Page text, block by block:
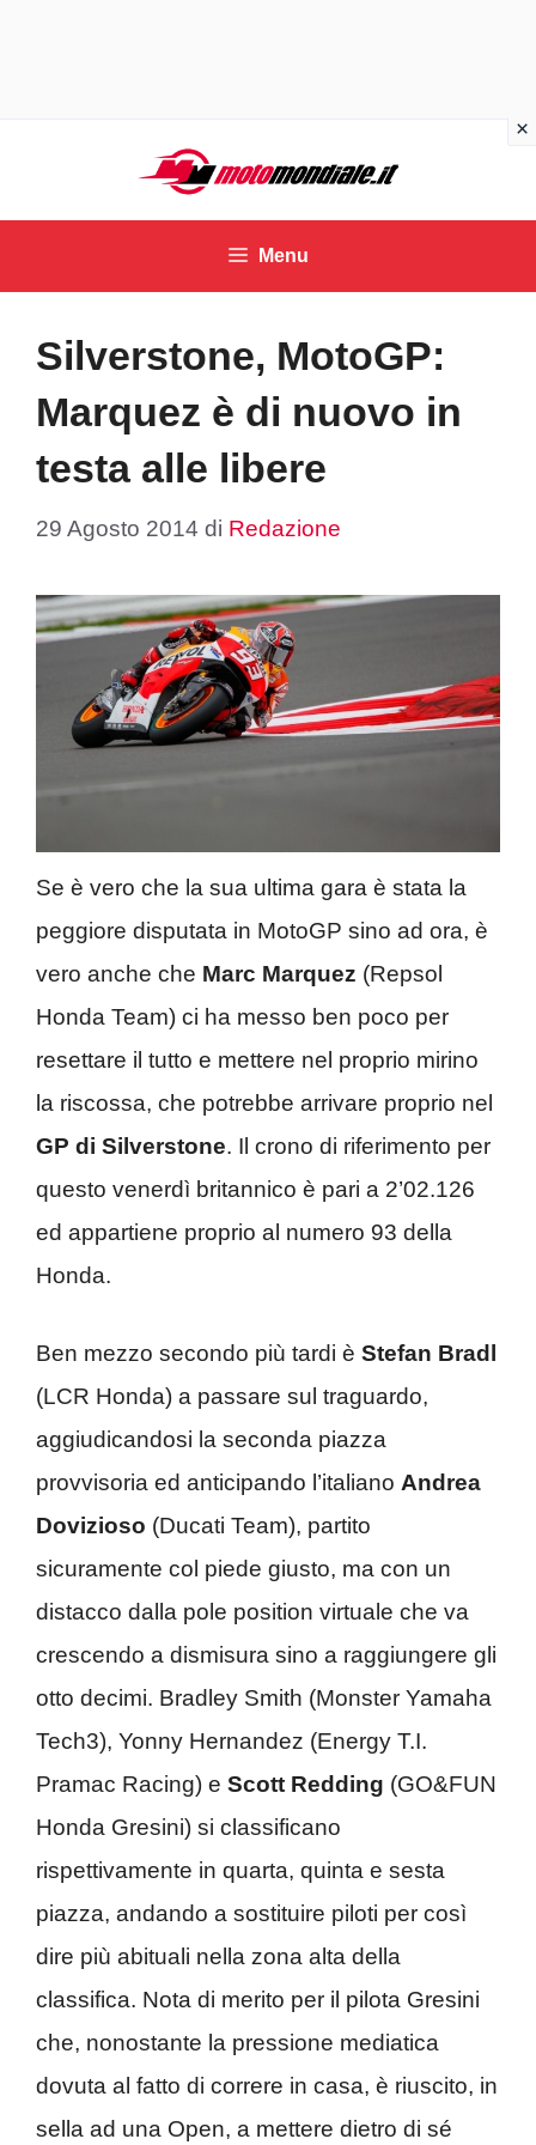
contenuto
Menu
Silverstone, MotoGP:
Marquez è di nuovo in
testa alle libere
29 Agosto 2014 di Redazione
Se è vero che la sua ultima gara è stata la
peggiore disputata in MotoGP sino ad ora, è
vero anche che Marc Marquez (Repsol
Honda Team) ci ha messo ben poco per
resettare il tutto e mettere nel proprio mirino
la riscossa, che potrebbe arrivare proprio nel
GP di Silverstone. Il crono di riferimento per
questo venerdì britannico è pari a 2’02.126
ed appartiene proprio al numero 93 della
Honda.
Ben mezzo secondo più tardi è Stefan Bradl
(LCR Honda) a passare sul traguardo,
aggiudicandosi la seconda piazza
provvisoria ed anticipando l’italiano Andrea
Dovizioso (Ducati Team), partito
sicuramente col piede giusto, ma con un
distacco dalla pole position virtuale che va
crescendo a dismisura sino a raggiungere gli
otto decimi. Bradley Smith (Monster Yamaha
Tech3), Yonny Hernandez (Energy T.I.
Pramac Racing) e Scott Redding (GO&FUN
Honda Gresini) si classificano
rispettivamente in quarta, quinta e sesta
piazza, andando a sostituire piloti per così
dire più abituali nella zona alta della
classifica. Nota di merito per il pilota Gresini
che, nonostante la pressione mediatica
dovuta al fatto di correre in casa, è riuscito, in
sella ad una Open, a mettere dietro di sé